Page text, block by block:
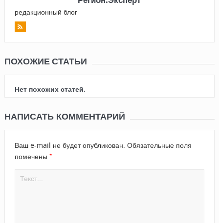
редакционный блог
ПОХОЖИЕ СТАТЬИ
Нет похожих статей.
НАПИСАТЬ КОММЕНТАРИЙ
Ваш e-mail не будет опубликован. Обязательные поля
помечены *